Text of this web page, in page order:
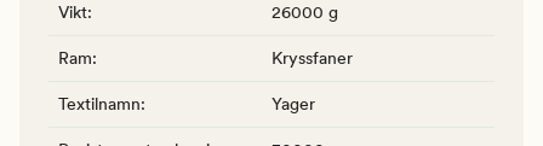
Vikt: 26000 g
Ram: Kryssfaner
Textilnamn: Yager